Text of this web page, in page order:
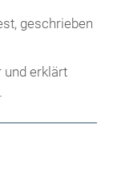
und erklärt